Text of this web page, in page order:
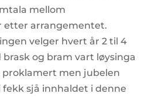
mellom
etter arrangementet.
velger hvert år 2 til 4
brask og bram vart løysinga
proklamert men jubelen
sjå innhaldet i denne